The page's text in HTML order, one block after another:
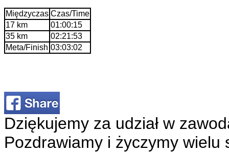
Międzyczas Czas/Time
17 km
01:00:15
35 km
02:21:53
Meta/Finish 03:03:02
Dziękujemy za udział w
Pozdrawiamy i życzymy wielu